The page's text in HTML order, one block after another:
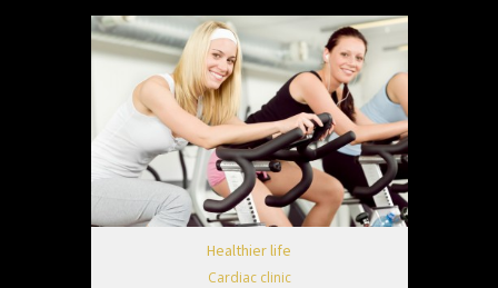
Healthier life
Cardiac clinic